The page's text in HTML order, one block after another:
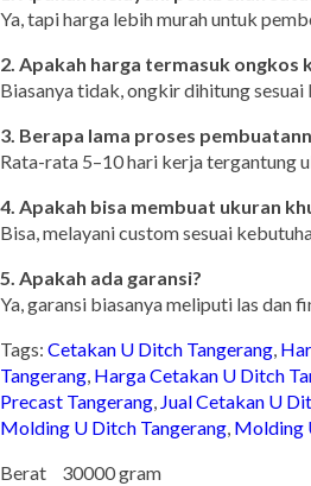
Ya, tapi harga lebih murah untuk
2. Apakah harga termasuk ongkos
Biasanya tidak, ongkir dihitung sesuai
3. Berapa lama proses
Rata-rata 5–10 hari kerja tergantung
4. Apakah bisa membuat ukuran
Bisa, melayani custom sesuai
5. Apakah ada garansi?
Ya, garansi biasanya meliputi las dan
Tags: Cetakan U Ditch Tangerang,
Tangerang, Harga Cetakan U Ditch
Precast Tangerang, Jual Cetakan U
Molding U Ditch Tangerang, Molding
Berat
30000 gram